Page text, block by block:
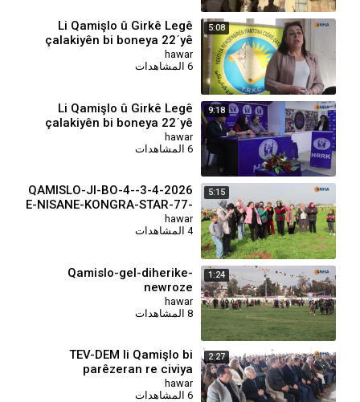
5:08
⁣Li Qamişlo û Girkê Legê
çalakiyên bi boneya 22ˊyê
Nîsanê
hawar
9:18
Li Qamişlo û Girkê Legê
çalakiyên bi boneya 22ˊyê
Nîsanê
hawar
6 المشاهدات
5:15
3-4-2026-QAMISLO-JI-BO-4-
E-NISANE-KONGRA-STAR-77-
DAR-CANDIN
hawar
4 المشاهدات
1:24
Qamislo-gel-diherike-
newroze
hawar
8 المشاهدات
2:27
⁣TEV-DEM li Qamişlo bi
parêzeran re civiya
hawar
6 المشاهدات